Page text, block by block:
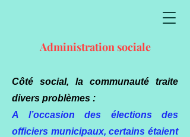
Administration sociale
Côté social, la communauté traite
divers problèmes :
A l’occasion des élections des
officiers municipaux, certains étaient